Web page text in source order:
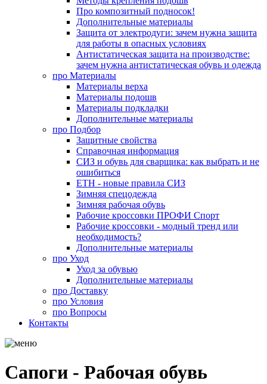
Про композитный подносок!
Дополнительные материалы
Защита от электродуги: зачем нужна защита
для работы в опасных условиях
Антистатическая защита на производстве:
зачем нужна антистатическая обувь и одежда
про Материалы
Материалы верха
Материалы подошв
Материалы подкладки
Дополнительные материалы
про Подбор
Защитные свойства
Справочная информация
СИЗ и обувь для сварщика: как выбрать и не
ошибиться
ЕТН - новые правила СИЗ
Зимняя спецодежда
Зимняя рабочая обувь
Рабочие кроссовки ПРОФИ Спорт
Рабочие кроссовки - модный тренд или
необходимость?
Дополнительные материалы
про Уход
Уход за обувью
Дополнительные материалы
про Доставку
про Условия
про Вопросы
Контакты
Сапоги - Рабочая обувь